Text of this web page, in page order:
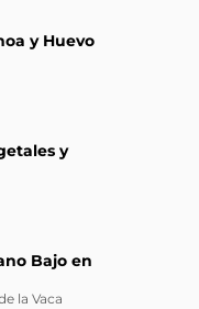
y Huevo
y
Bajo en
la Vaca